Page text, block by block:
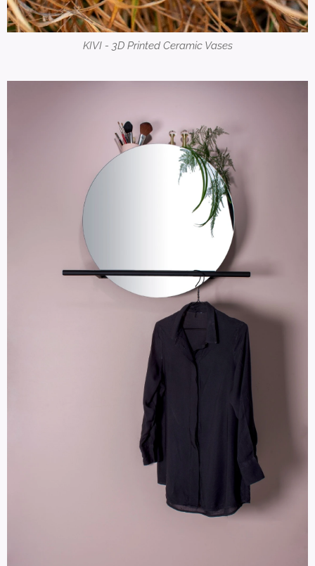
KIVI - 3D Printed Ceramic Vases